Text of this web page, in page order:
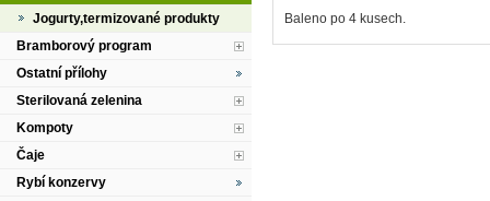
Baleno po 4 kusech.
Jogurty,termizované produkty
Bramborový program
Ostatní přílohy
Sterilovaná zelenina
Kompoty
Čaje
Rybí konzervy